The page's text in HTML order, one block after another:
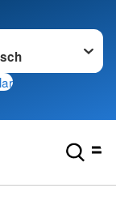
wechseln zu